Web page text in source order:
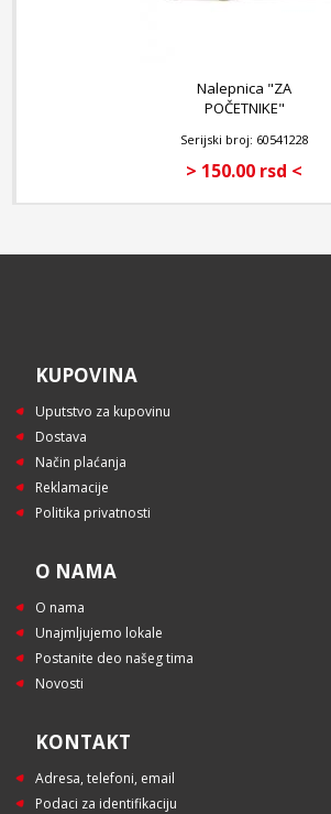
Nalepnica "ZA
POČETNIKE"
Serijski broj: 60541228
> 150.00 rsd <
KUPOVINA
Uputstvo za kupovinu
Dostava
Način plaćanja
Reklamacije
Politika privatnosti
O NAMA
O nama
Unajmljujemo lokale
Postanite deo našeg tima
Novosti
KONTAKT
Adresa, telefoni, email
Podaci za identifikaciju